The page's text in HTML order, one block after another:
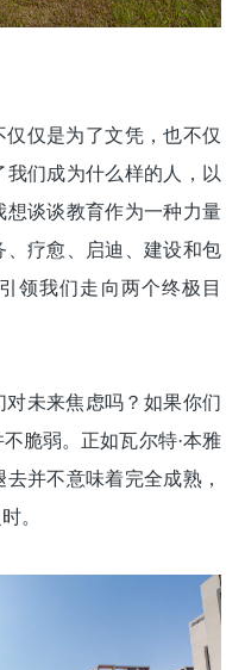
仅是为了文凭，也不仅
们成为什么样的人，以
想谈谈教育作为一种力量
疗愈、启迪、建设和包
领我们走向两个终极目
未来焦虑吗？如果你们
脆弱。正如瓦尔特·本雅
并不意味着完全成熟，
。